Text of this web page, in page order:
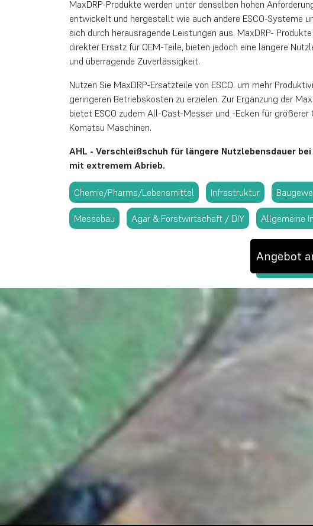
MaxDRP-Produkte werden unter denselben hohen
entwickelt und hergestellt wie auch andere ESCO-Systeme
sich durch herausragende Leistungen aus. MaxDRP-
direkter Ersatz für OEM-Teile, bieten jedoch eine längere
und überragende Zuverlässigkeit.
Nutzen Sie MaxDRP-Ersatzteile von ESCO. um mehr
geringeren Betriebskosten zu erzielen. Zur Ergänzung der
bietet ESCO zudem All-Cast-Messer und -Ecken für größerer
Komatsu Maschinen.
AHL - Verschleißschuh für längere Nutzlebensdauer
mit extremem Abrieb.
Chemie/Pharma/Lebensmittel Infrastruktur
Messebau Agar & Forstwirtschaft / DIY Allgemeine
Angebot